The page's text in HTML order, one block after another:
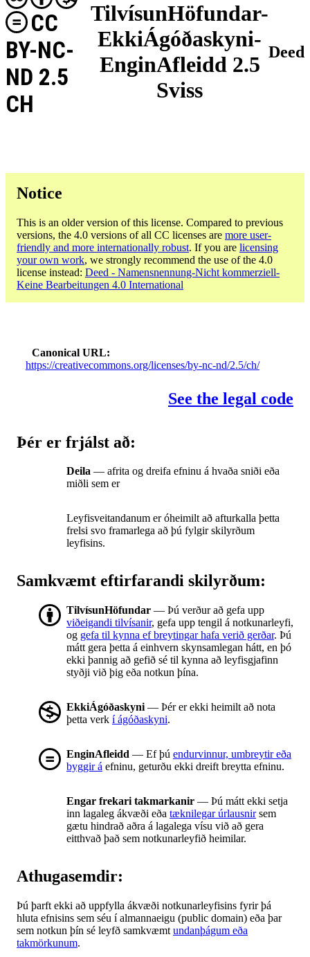
TilvísunHöfundar-
EkkiÁgóðaskyni-
EnginAfleidd 2.5
Sviss
CC
BY-NC-
ND 2.5
CH
Deed
Notice
This is an older version of this license. Compared to previous
versions, the 4.0 versions of all CC licenses are more user-
friendly and more internationally robust. If you are licensing
your own work, we strongly recommend the use of the 4.0
license instead: Deed - Namensnennung-Nicht kommerziell-
Keine Bearbeitungen 4.0 International
Canonical URL
https://creativecommons.org/licenses/by-nc-nd/2.5/ch/
See the legal code
Þér er frjálst að:
Deila — afrita og dreifa efninu á hvaða sniði eða
miðli sem er
Leyfisveitandanum er óheimilt að afturkalla þetta
frelsi svo framarlega að þú fylgir skilyrðum
leyfisins.
Samkvæmt eftirfarandi skilyrðum:
TilvísunHöfundar — Þú verður að gefa upp
viðeigandi tilvísanir, gefa upp tengil á notkunarleyfi,
og gefa til kynna ef breytingar hafa verið gerðar. Þú
mátt gera þetta á einhvern skynsamlegan hátt, en þó
ekki þannig að gefið sé til kynna að leyfisgjafinn
styðji við þig eða notkun þína.
EkkiÁgóðaskyni — Þér er ekki heimilt að nota
þetta verk í ágóðaskyni.
EnginAfleidd — Ef þú endurvinnur, umbreytir eða
byggir á efninu, geturðu ekki dreift breytta efninu.
Engar frekari takmarkanir — Þú mátt ekki setja
inn lagaleg ákvæði eða tæknilegar úrlausnirsem
gætu hindrað aðra á lagalega vísu við að gera
eitthvað það sem notkunarleyfið heimilar.
Athugasemdir:
Þú þarft ekki að uppfylla ákvæði notkunarleyfisins fyrir þá
hluta efnisins sem séu í almannaeigu (public domain) eða þar
sem notkun þín sé leyfð samkvæmt undanþágum eða
takmörkunum.